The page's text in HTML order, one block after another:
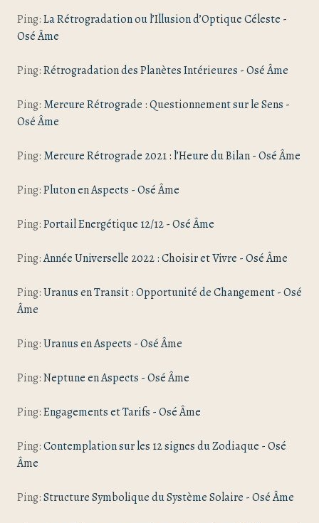
Ping:La Rétrogradation ou l’Illusion d’Optique Céleste -
Osé Âme
Ping:Rétrogradation des Planètes Intérieures - Osé Âme
Ping: Mercure Rétrograde : Questionnement sur le Sens -
Osé Âme
Ping: Mercure Rétrograde 2021 : l’Heure du Bilan - Osé Âme
Ping:Pluton en Aspects - Osé Âme
Ping:Portail Energétique 12/12 - Osé Âme
Ping:Année Universelle 2022 : Choisir et Vivre - Osé Âme
Ping:Uranus en Transit : Opportunité de Changement - Osé
Âme
Ping:Uranus en Aspects - Osé Âme
Ping:Neptune en Aspects - Osé Âme
Ping:Engagements et Tarifs - Osé Âme
Ping:Contemplation sur les 12 signes du Zodiaque - Osé
Âme
Ping:Structure Symbolique du Système Solaire - Osé Âme